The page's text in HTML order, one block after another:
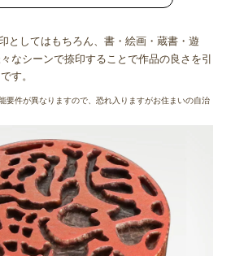
としてはもちろん、書・絵画・蔵書・遊
なシーンで捺印することで作品の良さを引
す。
要件が異なりますので、恐れ入りますがお住まいの自治